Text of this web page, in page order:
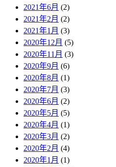
2021年6月 (2)
2021年2月 (2)
2021年1月 (3)
2020年12月 (5)
2020年11月 (3)
2020年9月 (6)
2020年8月 (1)
2020年7月 (3)
2020年6月 (2)
2020年5月 (5)
2020年4月 (1)
2020年3月 (2)
2020年2月 (4)
2020年1月 (1)